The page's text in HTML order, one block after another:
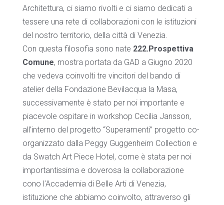
Architettura, ci siamo rivolti e ci siamo dedicati a
tessere una rete di collaborazioni con le istituzioni
del nostro territorio, della città di Venezia.
Con questa filosofia sono nate 222.Prospettiva
Comune, mostra portata da GAD a Giugno 2020
che vedeva coinvolti tre vincitori del bando di
atelier della Fondazione Bevilacqua la Masa,
successivamente è stato per noi importante e
piacevole ospitare in workshop Cecilia Jansson,
all’interno del progetto “Superamenti” progetto co-
organizzato dalla Peggy Guggenheim Collection e
da Swatch Art Piece Hotel, come è stata per noi
importantissima e doverosa la collaborazione
cono l’Accademia di Belle Arti di Venezia,
istituzione che abbiamo coinvolto, attraverso gli